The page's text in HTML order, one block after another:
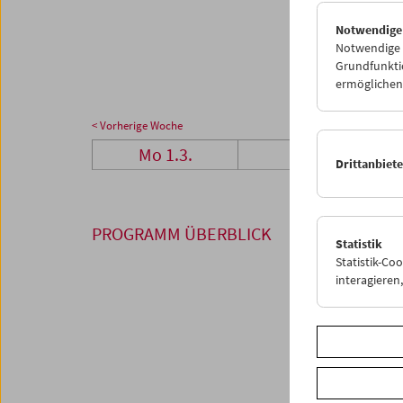
05
< Vorherige Woche
Mo 1.3.
PROGRAMM ÜBERBLICK
Notwendige
Statistik
Statistik-